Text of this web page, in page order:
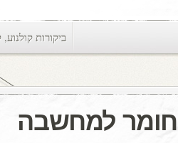
ביקורות קולנוע,
חומר למחשבה